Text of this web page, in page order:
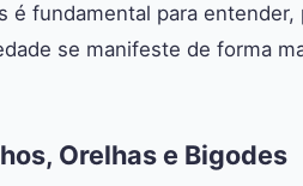
é fundamental para
se manifeste de forma
Orelhas e Bigodes